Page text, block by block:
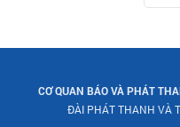
CƠ QUAN BÁO VÀ PHÁT
ĐÀI PHÁT THANH VÀ